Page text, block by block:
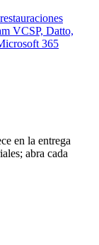
VCSP, Datto,
365
en la entrega
abra cada